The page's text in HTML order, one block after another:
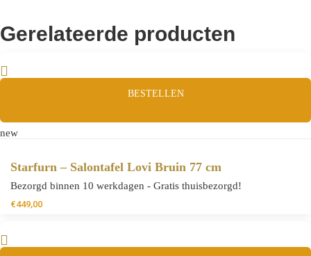
Gerelateerde producten
BESTELLEN
new
Starfurn – Salontafel Lovi Bruin 77 cm
Bezorgd binnen 10 werkdagen - Gratis thuisbezorgd!
€449,00